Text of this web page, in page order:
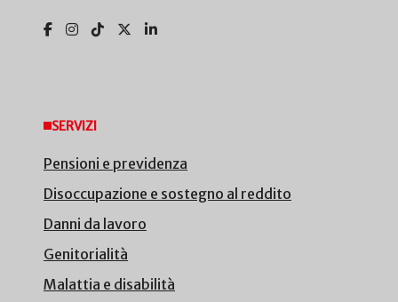
SERVIZI
Pensioni e previdenza
Disoccupazione e sostegno al reddito
Danni da lavoro
Genitorialità
Malattia e disabilità